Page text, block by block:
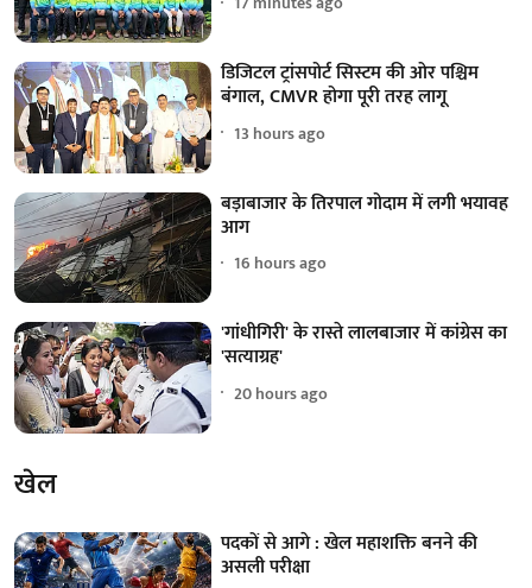
डिजिटल ट्रांसपोर्ट सिस्टम की ओर पश्चिम
बंगाल, CMVR होगा पूरी तरह लागू
13 hours ago
बड़ाबाजार के तिरपाल गोदाम में लगी भयावह
आग
16 hours ago
'गांधीगिरी' के रास्ते लालबाजार में कांग्रेस का
'सत्याग्रह'
20 hours ago
खेल
पदकों से आगे : खेल महाशक्ति बनने की
असली परीक्षा